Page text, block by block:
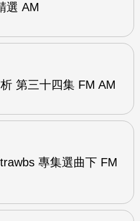
選 AM
第三十四集 FM AM
專集選曲下 FM